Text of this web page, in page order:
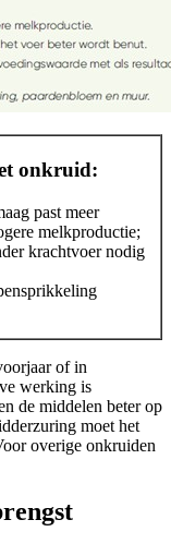
onkruid:
past meer
melkproductie;
krachtvoer nodig
of in
werking is
de middelen beter op
moet het
overige onkruiden